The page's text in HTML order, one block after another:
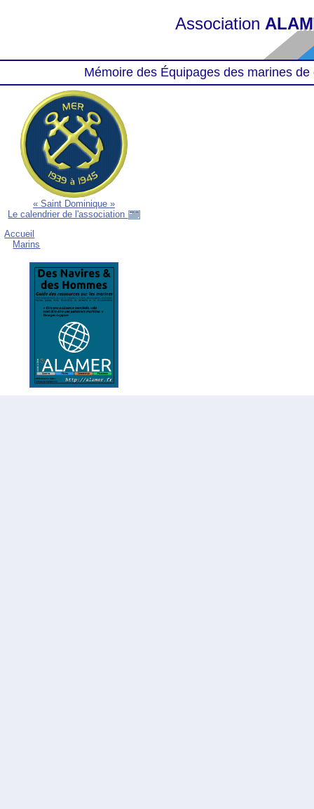
Association
Mémoire des Équipages des marines
« Saint Dominique »
Le calendrier de l'association
Accueil
Marins